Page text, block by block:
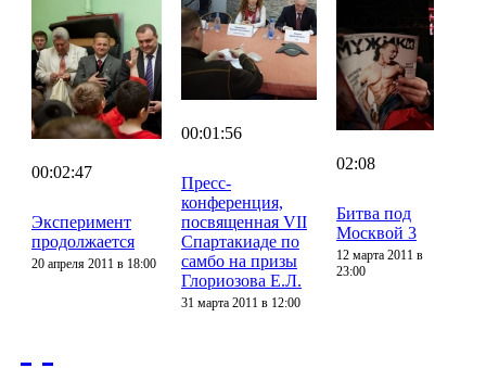
00:02:47
Эксперимент
продолжается
20 апреля 2011 в 18:00
00:01:56
Пресс-
конференция,
посвященная VII
Спартакиаде по
самбо на призы
Глориозова Е.Л.
31 марта 2011 в 12:00
02:08
Битва под
Москвой 3
12 марта 2011 в
23:00